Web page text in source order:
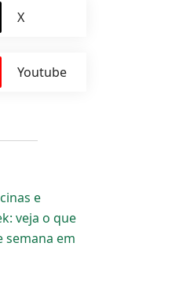
X
Youtube
e
veja o que
semana em